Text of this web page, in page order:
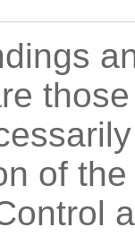
of